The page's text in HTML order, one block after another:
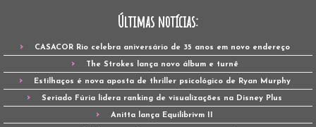
Últimas notícias:
CASACOR Rio celebra aniversário de 35 anos em novo endereço
The Strokes lança novo álbum e turnê
Estilhaços é nova aposta de thriller psicológico de Ryan Murphy
Seriado Fúria lidera ranking de visualizações na Disney Plus
Anitta lança Equilibrivm II